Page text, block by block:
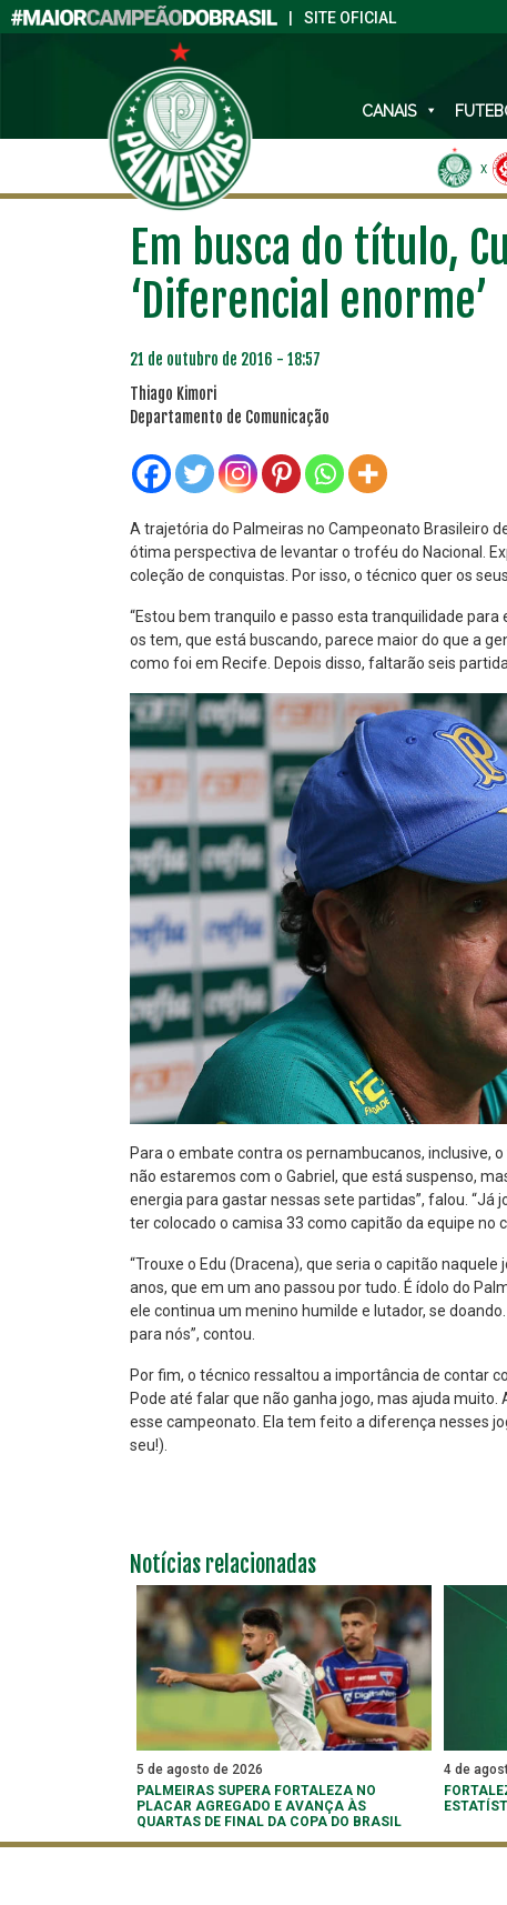
SITE OFICIAL
CANAIS
X
Em busca do título,
‘Diferencial enorme’
21 de outubro de 2016 - 18:57
Thiago Kimori
Departamento de Comunicação
A trajetória do Palmeiras no Campeonato Brasileiro
ótima perspectiva de levantar o troféu do Nacional.
coleção de conquistas. Por isso, o técnico quer os
“Estou bem tranquilo e passo esta tranquilidade
os tem, que está buscando, parece maior do que a
como foi em Recife. Depois disso, faltarão seis
Para o embate contra os pernambucanos, inclusive,
não estaremos com o Gabriel, que está suspenso,
energia para gastar nessas sete partidas”, falou.
ter colocado o camisa 33 como capitão da equipe no
“Trouxe o Edu (Dracena), que seria o capitão
anos, que em um ano passou por tudo. É ídolo do
ele continua um menino humilde e lutador, se
para nós”, contou.
Por fim, o técnico ressaltou a importância de contar
Pode até falar que não ganha jogo, mas ajuda
esse campeonato. Ela tem feito a diferença nesses
seu!).
Notícias relacionadas
5 de agosto de 2026
PALMEIRAS SUPERA FORTALEZA NO
PLACAR AGREGADO E AVANÇA ÀS
QUARTAS DE FINAL DA COPA DO BRASIL
4 de